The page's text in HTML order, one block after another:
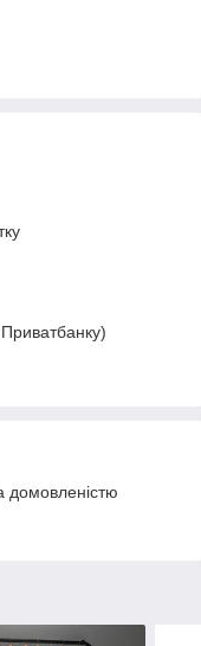
Приватбанку)
домовленістю